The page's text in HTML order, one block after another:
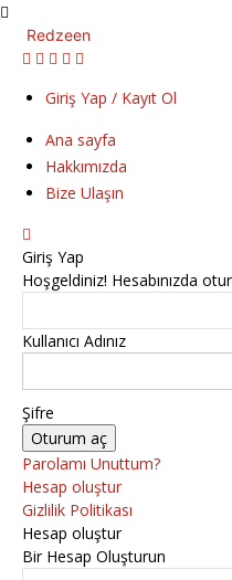
Redzeen
Giriş Yap / Kayıt Ol
Ana sayfa
Hakkımızda
Bize Ulaşın
Giriş Yap
Hoşgeldiniz! Hesabınızda
Kullanıcı Adınız
Şifre
Parolamı Unuttum?
Hesap oluştur
Gizlilik Politikası
Hesap oluştur
Bir Hesap Oluşturun